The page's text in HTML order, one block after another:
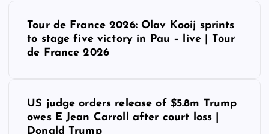
Tour de France 2026: Olav Kooij sprints
to stage five victory in Pau – live | Tour
de France 2026
US judge orders release of $5.8m Trump
owes E Jean Carroll after court loss |
Donald Trump